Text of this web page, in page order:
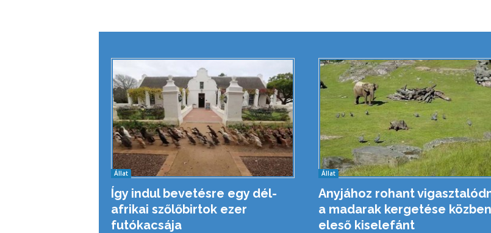
Állat
Így indul bevetésre egy dél-
afrikai szőlőbirtok ezer
futókacsája
Állat
Anyjához rohant
a madarak kergetése közben
eleső kiselefánt